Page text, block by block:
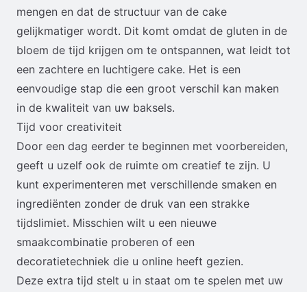
mengen en dat de structuur van de cake
gelijkmatiger wordt. Dit komt omdat de gluten in de
bloem de tijd krijgen om te ontspannen, wat leidt tot
een zachtere en luchtigere cake. Het is een
eenvoudige stap die een groot verschil kan maken
in de kwaliteit van uw baksels.
Tijd voor creativiteit
Door een dag eerder te beginnen met voorbereiden,
geeft u uzelf ook de ruimte om creatief te zijn. U
kunt experimenteren met verschillende smaken en
ingrediënten zonder de druk van een strakke
tijdslimiet. Misschien wilt u een nieuwe
smaakcombinatie proberen of een
decoratietechniek die u online heeft gezien.
Deze extra tijd stelt u in staat om te spelen met uw